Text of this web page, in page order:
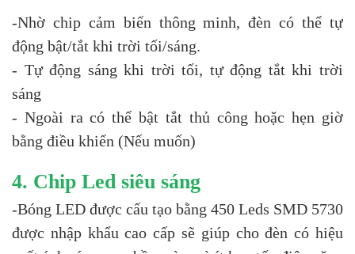
-Nhờ chip cảm biến thông minh, đèn có thể tự
động bật/tắt khi trời tối/sáng.
- Tự động sáng khi trời tối, tự động tắt khi trời
sáng
- Ngoài ra có thể bật tắt thủ công hoặc hẹn giờ
bằng điều khiển (Nếu muốn)
4. Chip Led siêu sáng
-Bóng LED được cấu tạo bằng 450 Leds SMD 5730
được nhập khẩu cao cấp sẽ giúp cho đèn có hiệu